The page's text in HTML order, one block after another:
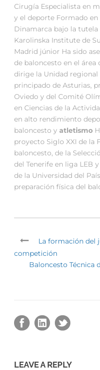
Cirugía Especialista en
y el deporte Formado
Dinamarca bajo la
Karolinska Institute de
Madrid júnior Ha sido
de baloncesto en el
dirige la Unidad
principado de Asturias,
Oviedo y del Comité
en Ciencias de la
en alto rendimiento
baloncesto y atletismo
proyecto Siglo XXI de la
baloncesto, de la
del Tenerife en liga LEB
de la Universidad del
preparación física del
La formación del
competición
Baloncesto Técnica
LEAVE A REPLY